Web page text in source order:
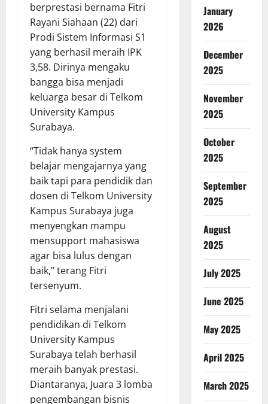
berprestasi bernama Fitri
Rayani Siahaan (22) dari
Prodi Sistem Informasi S1
yang berhasil meraih IPK
3,58. Dirinya mengaku
bangga bisa menjadi
keluarga besar di Telkom
University Kampus
Surabaya.
“Tidak hanya system
belajar mengajarnya yang
baik tapi para pendidik dan
dosen di Telkom University
Kampus Surabaya juga
menyengkan mampu
mensupport mahasiswa
agar bisa lulus dengan
baik,” terang Fitri
tersenyum.
Fitri selama menjalani
pendidikan di Telkom
University Kampus
Surabaya telah berhasil
meraih banyak prestasi.
Diantaranya, Juara 3 lomba
pengembangan bisnis
January
2026
December
2025
November
2025
October
2025
September
2025
August
2025
July 2025
June 2025
May 2025
April 2025
March 2025